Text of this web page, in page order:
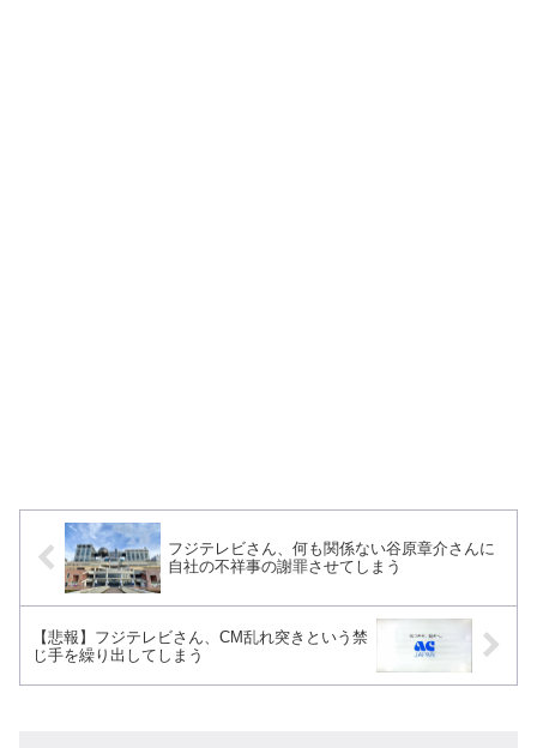
フジテレビさん、何も関係ない谷原章介さんに
自社の不祥事の謝罪させてしまう
【悲報】フジテレビさん、CM乱れ突きという禁
じ手を繰り出してしまう